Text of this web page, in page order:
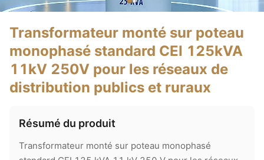
Transformateur monté sur poteau
monophasé standard CEI 125kVA
11kV 250V pour les réseaux de
distribution publics et ruraux
Résumé du produit
Transformateur monté sur poteau monophasé